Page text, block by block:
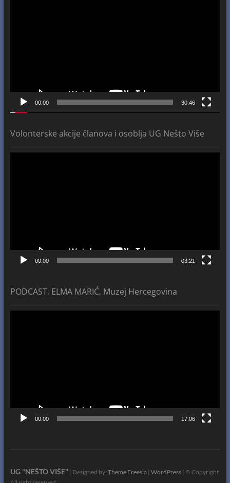
00:00 30:46
Volonterske akcije članova i osoblja UG Nešto Više
00:00 03:21
PODCAST, ELMA MARIĆ, Muzej Hercegovina
00:00 17:06
UG "NEŠTO VIŠE" | Designed by: Theme Freesia| WordPress| © Copyright